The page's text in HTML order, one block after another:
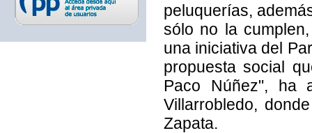
peluquerías,
sólo no la
una iniciativa del
propuesta social
Paco Núñez", ha
Villarrobledo,
Zapata.